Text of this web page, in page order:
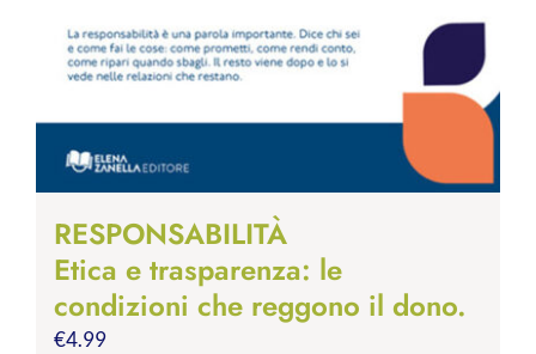
RESPONSABILITÀ
Etica e trasparenza: le
condizioni che reggono il dono.
€4.99